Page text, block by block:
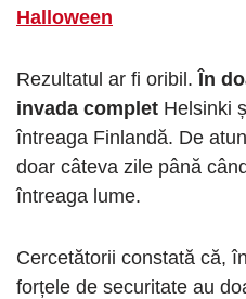
Halloween
Rezultatul ar fi oribil.În
invada complet Helsinki
întreaga Finlandă. De
doar câteva zile până
întreaga lume.
Cercetătorii constată că,
forțele de securitate au